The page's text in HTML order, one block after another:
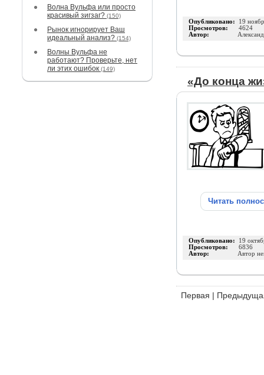
Волна Вульфа или просто
красивый зигзаг? (150)
Рынок игнорирует Ваш
идеальный анализ? (154)
Волны Вульфа не
работают? Проверьте, нет
ли этих ошибок (149)
Опубликовано: 19
Просмотров: 4624
Автор:
«До конца
Читать
Опубликовано: 19
Просмотров: 6836
Автор: Автор
Первая |